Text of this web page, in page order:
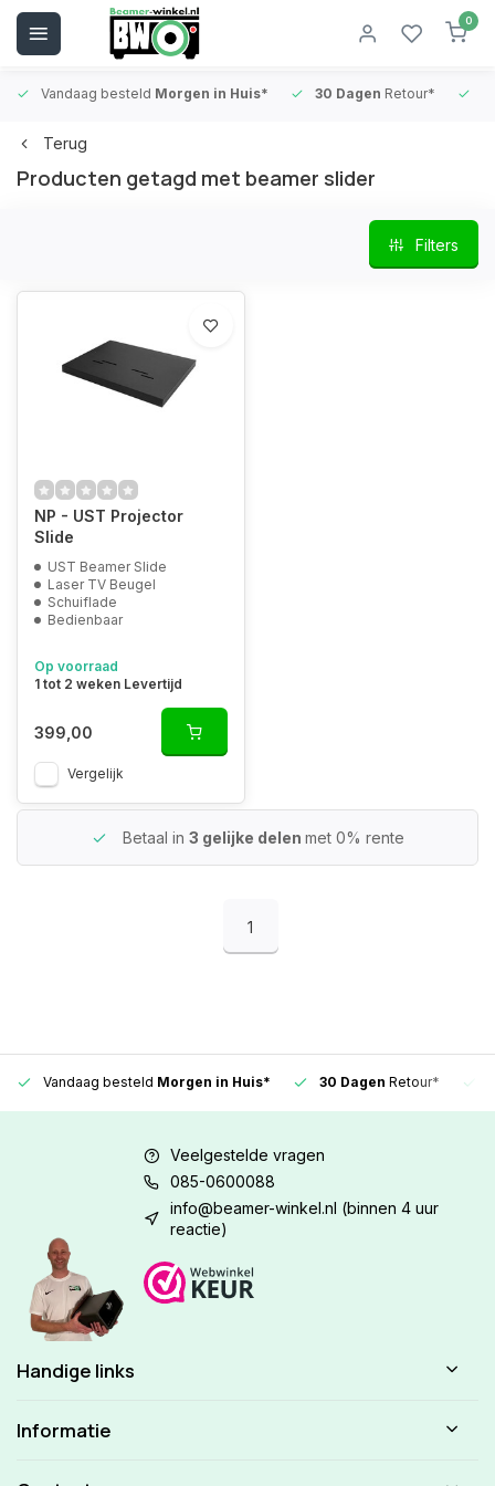
0
Vandaag besteld Morgen in Huis* 30 Dagen Retour*
Terug
Producten getagd met beamer slider
Filters
NP - UST Projector
Slide
UST Beamer Slide
Laser TV Beugel
Schuiflade
Bedienbaar
Op voorraad
1 tot 2 weken Levertijd
399,00
Vergelijk
Betaal in 3 gelijke delen met 0% rente
1
Vandaag besteld Morgen in Huis* 30 Dagen Retour*
Veelgestelde vragen
085-0600088
info@beamer-winkel.nl (binnen 4 uur
reactie)
Handige links
Informatie